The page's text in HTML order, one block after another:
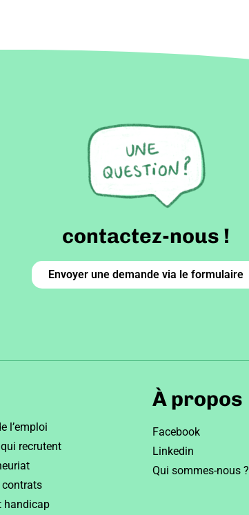
contactez-nous !
Envoyer une demande via le formulaire
l’emploi
recrutent
contrats
handicap
À propos
Facebook
Linkedin
Qui sommes-nous ?